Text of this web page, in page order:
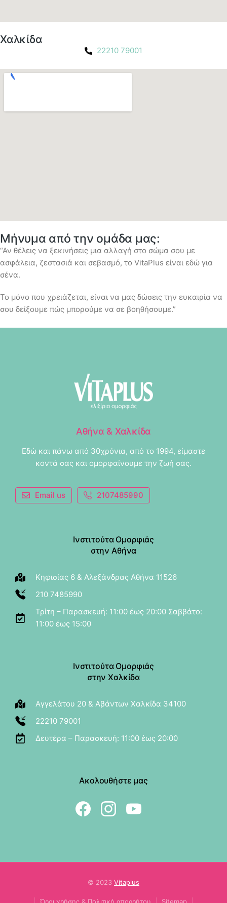
Χαλκίδα
22210 79001
Μήνυμα από την ομάδα μας:
“Αν θέλεις να ξεκινήσεις μια αλλαγή στο σώμα σου με
ασφάλεια, ζεστασιά και σεβασμό, το VitaPlus είναι εδώ για
σένα.
Το μόνο που χρειάζεται, είναι να μας δώσεις την ευκαιρία να
σου δείξουμε πώς μπορούμε να σε βοηθήσουμε.”
Αθήνα & Χαλκίδα
Εδώ και πάνω από 30χρόνια, από το 1994, είμαστε
κοντά σας και ομορφαίνουμε την ζωή σας.
Email us 2107485990
Ινστιτούτα Ομορφιάς
στην Αθήνα
Κηφισίας 6 & Αλεξάνδρας Αθήνα 11526
210 7485990
Τρίτη – Παρασκευή: 11:00 έως 20:00 Σαββάτο:
11:00 έως 15:00
Ινστιτούτα Ομορφιάς
στην Χαλκίδα
Αγγελάτου 20 & Αβάντων Χαλκίδα 34100
22210 79001
Δευτέρα – Παρασκευή: 11:00 έως 20:00
Ακολουθήστε μας
© 2023 Vitaplus
Όροι χρήσης & Πολιτική απορρήτου Sitemap